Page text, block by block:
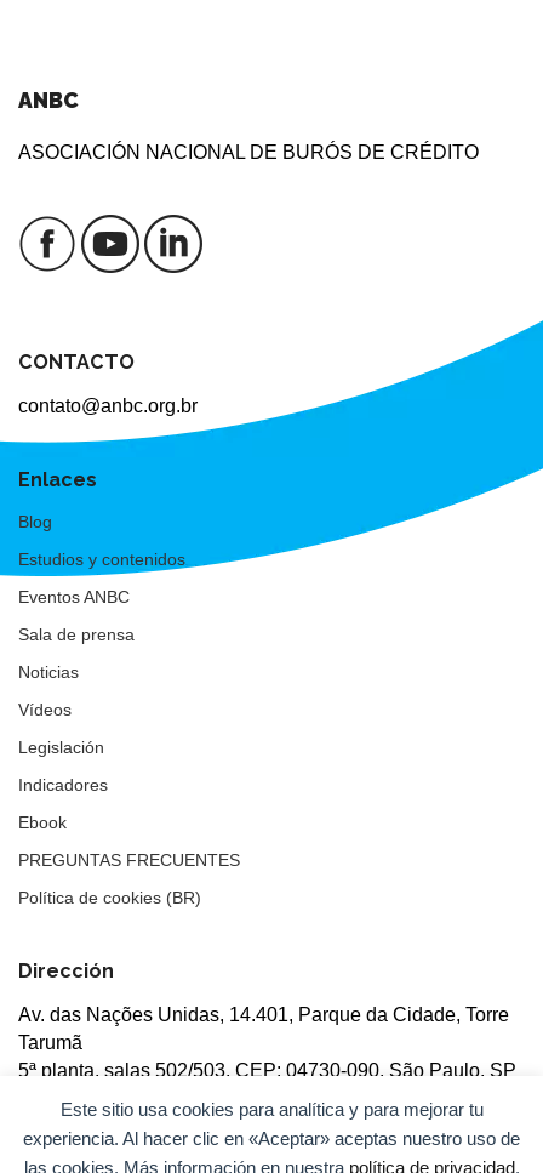
Este sitio usa cookies para analítica y para mejorar tu
experiencia. Al hacer clic en «Aceptar» aceptas nuestro uso de
las cookies. Más información en nuestra política de privacidad.
ANBC
ASOCIACIÓN NACIONAL DE BURÓS DE CRÉDITO
CONTACTO
contato@anbc.org.br
Enlaces
Blog
Estudios y contenidos
Eventos ANBC
Sala de prensa
Noticias
Vídeos
Legislación
Indicadores
Ebook
PREGUNTAS FRECUENTES
Política de cookies (BR)
Dirección
Av. das Nações Unidas, 14.401, Parque da Cidade, Torre
Tarumã
5ª planta, salas 502/503, CEP: 04730-090, São Paulo, SP